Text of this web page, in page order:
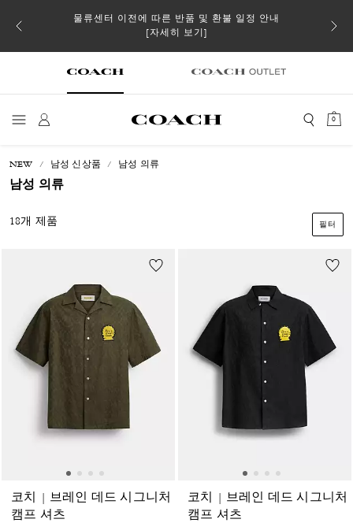
스트
물류센터 이전에 따른 반품 및 환불 일정 안내
[자세히 보기]
일부
0
NEW 남성 신상품 남성 의류
남성 의류
18개 제품 필터
코치 | 브레인 데드 시그니처
캠프 셔츠
코치 | 브레인 데드 시그니처
캠프 셔츠